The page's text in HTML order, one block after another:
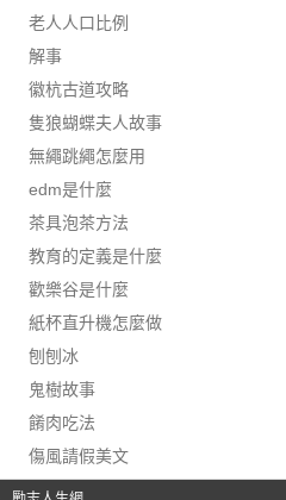
老人人口比例
解事
徽杭古道攻略
隻狼蝴蝶夫人故事
無繩跳繩怎麼用
edm是什麼
茶具泡茶方法
教育的定義是什麼
歡樂谷是什麼
紙杯直升機怎麼做
刨刨冰
鬼樹故事
餚肉吃法
傷風請假美文